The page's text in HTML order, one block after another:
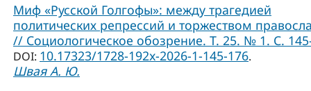
Миф «Русской Голгофы»: между трагедией
политических репрессий и торжеством
// Социологическое обозрение. Т. 25. № 1. С.
DOI: 10.17323/1728-192x-2026-1-145-176.
Швая А. Ю.